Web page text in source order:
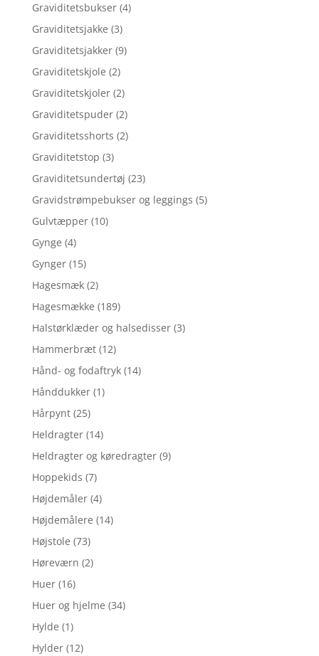
Graviditetsbukser (4)
Graviditetsjakke (3)
Graviditetsjakker (9)
Graviditetskjole (2)
Graviditetskjoler (2)
Graviditetspuder (2)
Graviditetsshorts (2)
Graviditetstop (3)
Graviditetsundertøj (23)
Gravidstrømpebukser og leggings (5)
Gulvtæpper (10)
Gynge (4)
Gynger (15)
Hagesmæk (2)
Hagesmække (189)
Halstørklæder og halsedisser (3)
Hammerbræt (12)
Hånd- og fodaftryk (14)
Hånddukker (1)
Hårpynt (25)
Heldragter (14)
Heldragter og køredragter (9)
Hoppekids (7)
Højdemåler (4)
Højdemålere (14)
Højstole (73)
Høreværn (2)
Huer (16)
Huer og hjelme (34)
Hylde (1)
Hylder (12)